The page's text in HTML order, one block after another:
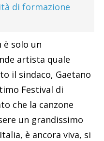
di formazione
è solo un
artista quale
il sindaco, Gaetano
Festival di
che la canzone
un grandissimo
è ancora viva, si